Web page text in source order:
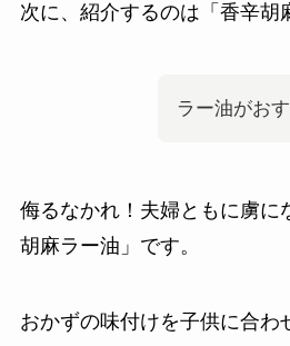
次に、紹介するのは「香辛胡
ラー油がお
侮るなかれ！夫婦ともに虜に
胡麻ラー油」です。
おかずの味付けを子供に合わ